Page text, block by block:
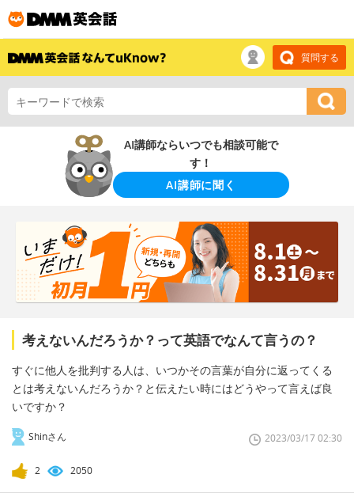
質問する
AI講師ならいつでも相談可能で
す！
AI講師に聞く
考えないんだろうか？って英語でなんて言うの？
すぐに他人を批判する人は、いつかその言葉が自分に返ってくる
とは考えないんだろうか？と伝えたい時にはどうやって言えば良
いですか？
Shinさん 2023/03/17 02:30
2 2050